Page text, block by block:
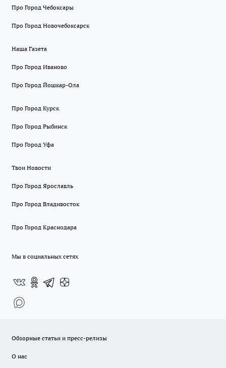
Про Город Чебоксары
Про Город Новочебоксарск
Наша Газета
Про Город Иваново
Про Город Йошкар-Ола
Про Город Курск
Про Город Рыбинск
Про Город Уфа
Твои Новости
Про Город Ярославль
Про Город Владивосток
Про Город Краснодара
Мы в социальных сетях
Обзорные статьи и пресс-релизы
О нас